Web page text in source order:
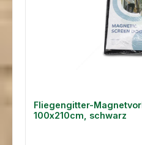
Fliegengitter-
100x210cm, schwarz